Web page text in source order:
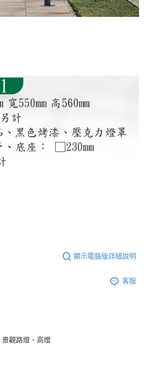
顯示電腦版詳細說明
客服
景觀路燈、高燈